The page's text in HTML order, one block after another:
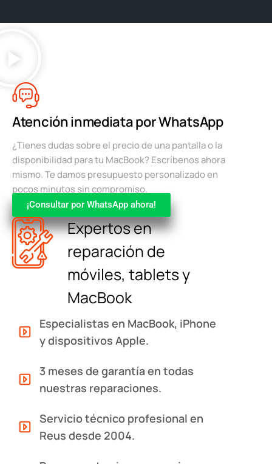
Atención inmediata por WhatsApp
¿Tienes dudas sobre el precio de una pantalla o la
disponibilidad para tu MacBook? Escríbenos ahora
mismo. Te damos presupuesto personalizado en
pocos minutos sin compromiso.
¡Consultar por WhatsApp ahora!
Expertos en
reparación de
móviles, tablets y
MacBook
Especialistas en MacBook, iPhone
y dispositivos Apple.
3 meses de garantía en todas
nuestras reparaciones.
Servicio técnico profesional en
Reus desde 2004.